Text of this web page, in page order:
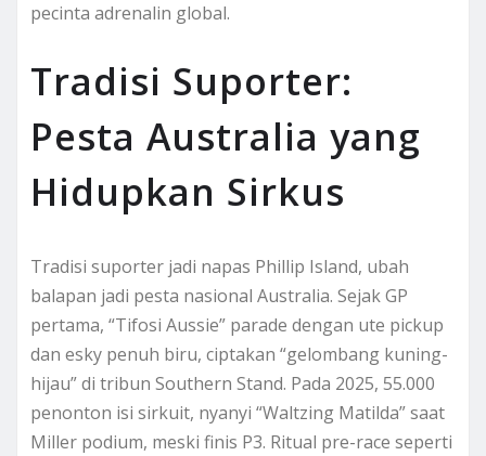
pecinta adrenalin global.
Tradisi Suporter:
Pesta Australia yang
Hidupkan Sirkus
Tradisi suporter jadi napas Phillip Island, ubah
balapan jadi pesta nasional Australia. Sejak GP
pertama, “Tifosi Aussie” parade dengan ute pickup
dan esky penuh biru, ciptakan “gelombang kuning-
hijau” di tribun Southern Stand. Pada 2025, 55.000
penonton isi sirkuit, nyanyi “Waltzing Matilda” saat
Miller podium, meski finis P3. Ritual pre-race seperti